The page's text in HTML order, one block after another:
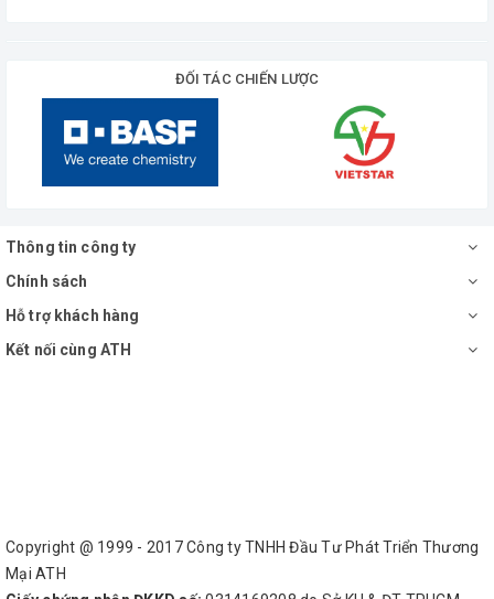
ĐỐI TÁC CHIẾN LƯỢC
Thông tin công ty
Chính sách
Hỗ trợ khách hàng
Kết nối cùng ATH
Copyright @ 1999 - 2017 Công ty TNHH Đầu Tư Phát Triển Thương
Mại ATH